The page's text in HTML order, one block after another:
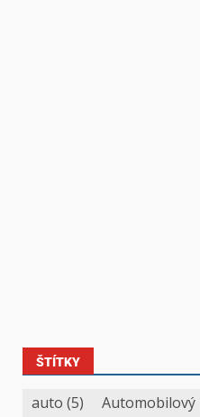
ŠTÍTKY
auto (5) Automobilový